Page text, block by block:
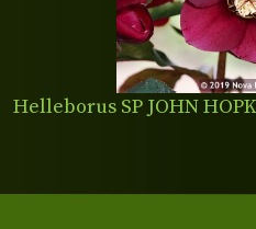
Helleborus SP JOHN